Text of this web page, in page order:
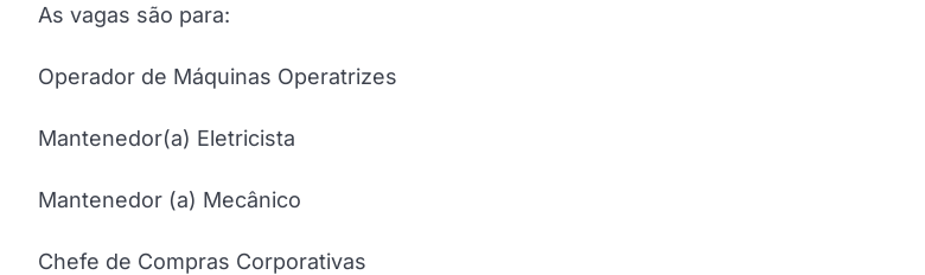
As vagas são para:
Operador de Máquinas Operatrizes
Mantenedor(a) Eletricista
Mantenedor (a) Mecânico
Chefe de Compras Corporativas